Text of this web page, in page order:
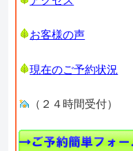
お客様の声
現在のご予約状況
（２４時間受付）